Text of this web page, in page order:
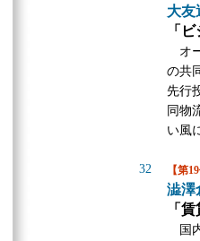
大
「
オ
の共
先行
同物
い風
32 【第
澁
「
国